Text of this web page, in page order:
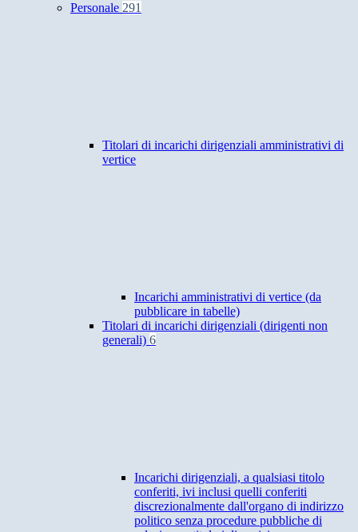
Personale 291
Titolari di incarichi dirigenziali amministrativi di
vertice
Incarichi amministrativi di vertice (da
pubblicare in tabelle)
Titolari di incarichi dirigenziali (dirigenti non
generali) 6
Incarichi dirigenziali, a qualsiasi titolo
conferiti, ivi inclusi quelli conferiti
discrezionalmente dall'organo di indirizzo
politico senza procedure pubbliche di